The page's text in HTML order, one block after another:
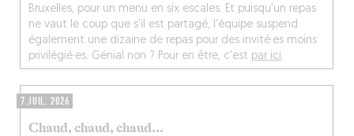
Bruxelles, pour un menu en six escales. Et puisqu'un repas
ne vaut le coup que s’il est partagé, l'équipe suspend
également une dizaine de repas pour des invité·es moins
privilégié·es. Génial non ? Pour en être, c'est par ici.
7 JUIL. 2026
Chaud, chaud, chaud...